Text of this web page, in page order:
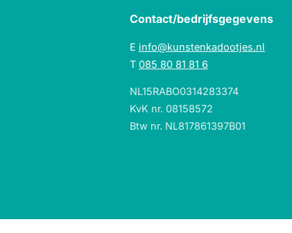
Contact/bedrijfsgegevens
E info@kunstenkadootjes.nl
T 085 80 81 81 6
NL15RABO0314283374
KvK nr. 08158572
Btw nr. NL817861397B01